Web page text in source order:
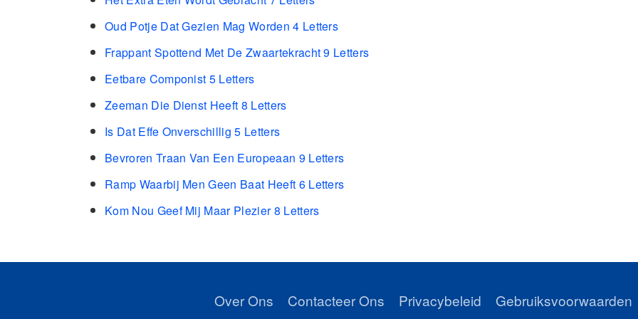
Oud Potje Dat Gezien Mag Worden 4 Letters
Frappant Spottend Met De Zwaartekracht 9 Letters
Eetbare Componist 5 Letters
Zeeman Die Dienst Heeft 8 Letters
Is Dat Effe Onverschillig 5 Letters
Bevroren Traan Van Een Europeaan 9 Letters
Ramp Waarbij Men Geen Baat Heeft 6 Letters
Kom Nou Geef Mij Maar Plezier 8 Letters
Over Ons Contacteer Ons Privacybeleid Gebruiksvoorwaarden